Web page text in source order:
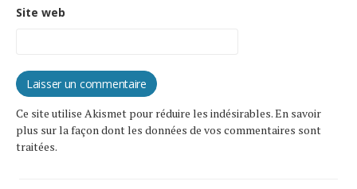
Site web
Ce site utilise Akismet pour réduire les indésirables.En savoir
plus sur la façon dont les données de vos commentaires sont
traitées.